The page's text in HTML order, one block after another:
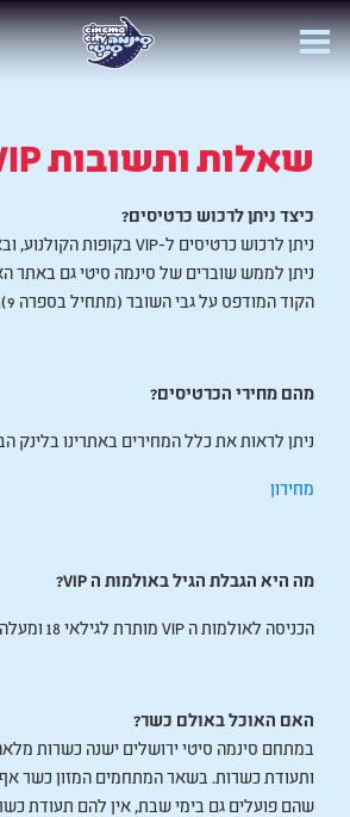
שאלות ותשובות VIP
כיצד ניתן לרכוש כרטיסים?
ניתן לרכוש כרטיסים ל-VIP בקופות הקולנוע, ובאתר האינטרנט.
ניתן לממש שוברים של סינמה סיטי גם באתר
הקוד המודפס על גבי השובר (מתחיל בספרה 9).
מהם מחירי הכרטיסים?
ניתן לראות את כלל המחירים באתרינו בלינק
מחירון
מה היא הגבלת הגיל באולמות ה VIP?
הכניסה לאולמות ה VIP מותרת לגילאי 18 ומעלה.
האם האוכל באולם כשר?
במתחם סינמה סיטי ירושלים ישנה כשרות
ותעודת כשרות. בשאר המתחמים המזון כשר אף
שהם פועלים גם בימי שבת, אין להם תעודת